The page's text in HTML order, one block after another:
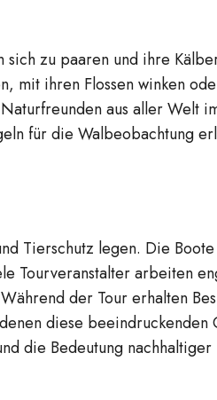
sich zu paaren und ihre
mit ihren Flossen winken
aus aller Welt
für die Walbeobachtung
Tierschutz legen. Die
Tourveranstalter arbeiten
der Tour erhalten
diese beeindruckenden
die Bedeutung nachhaltiger